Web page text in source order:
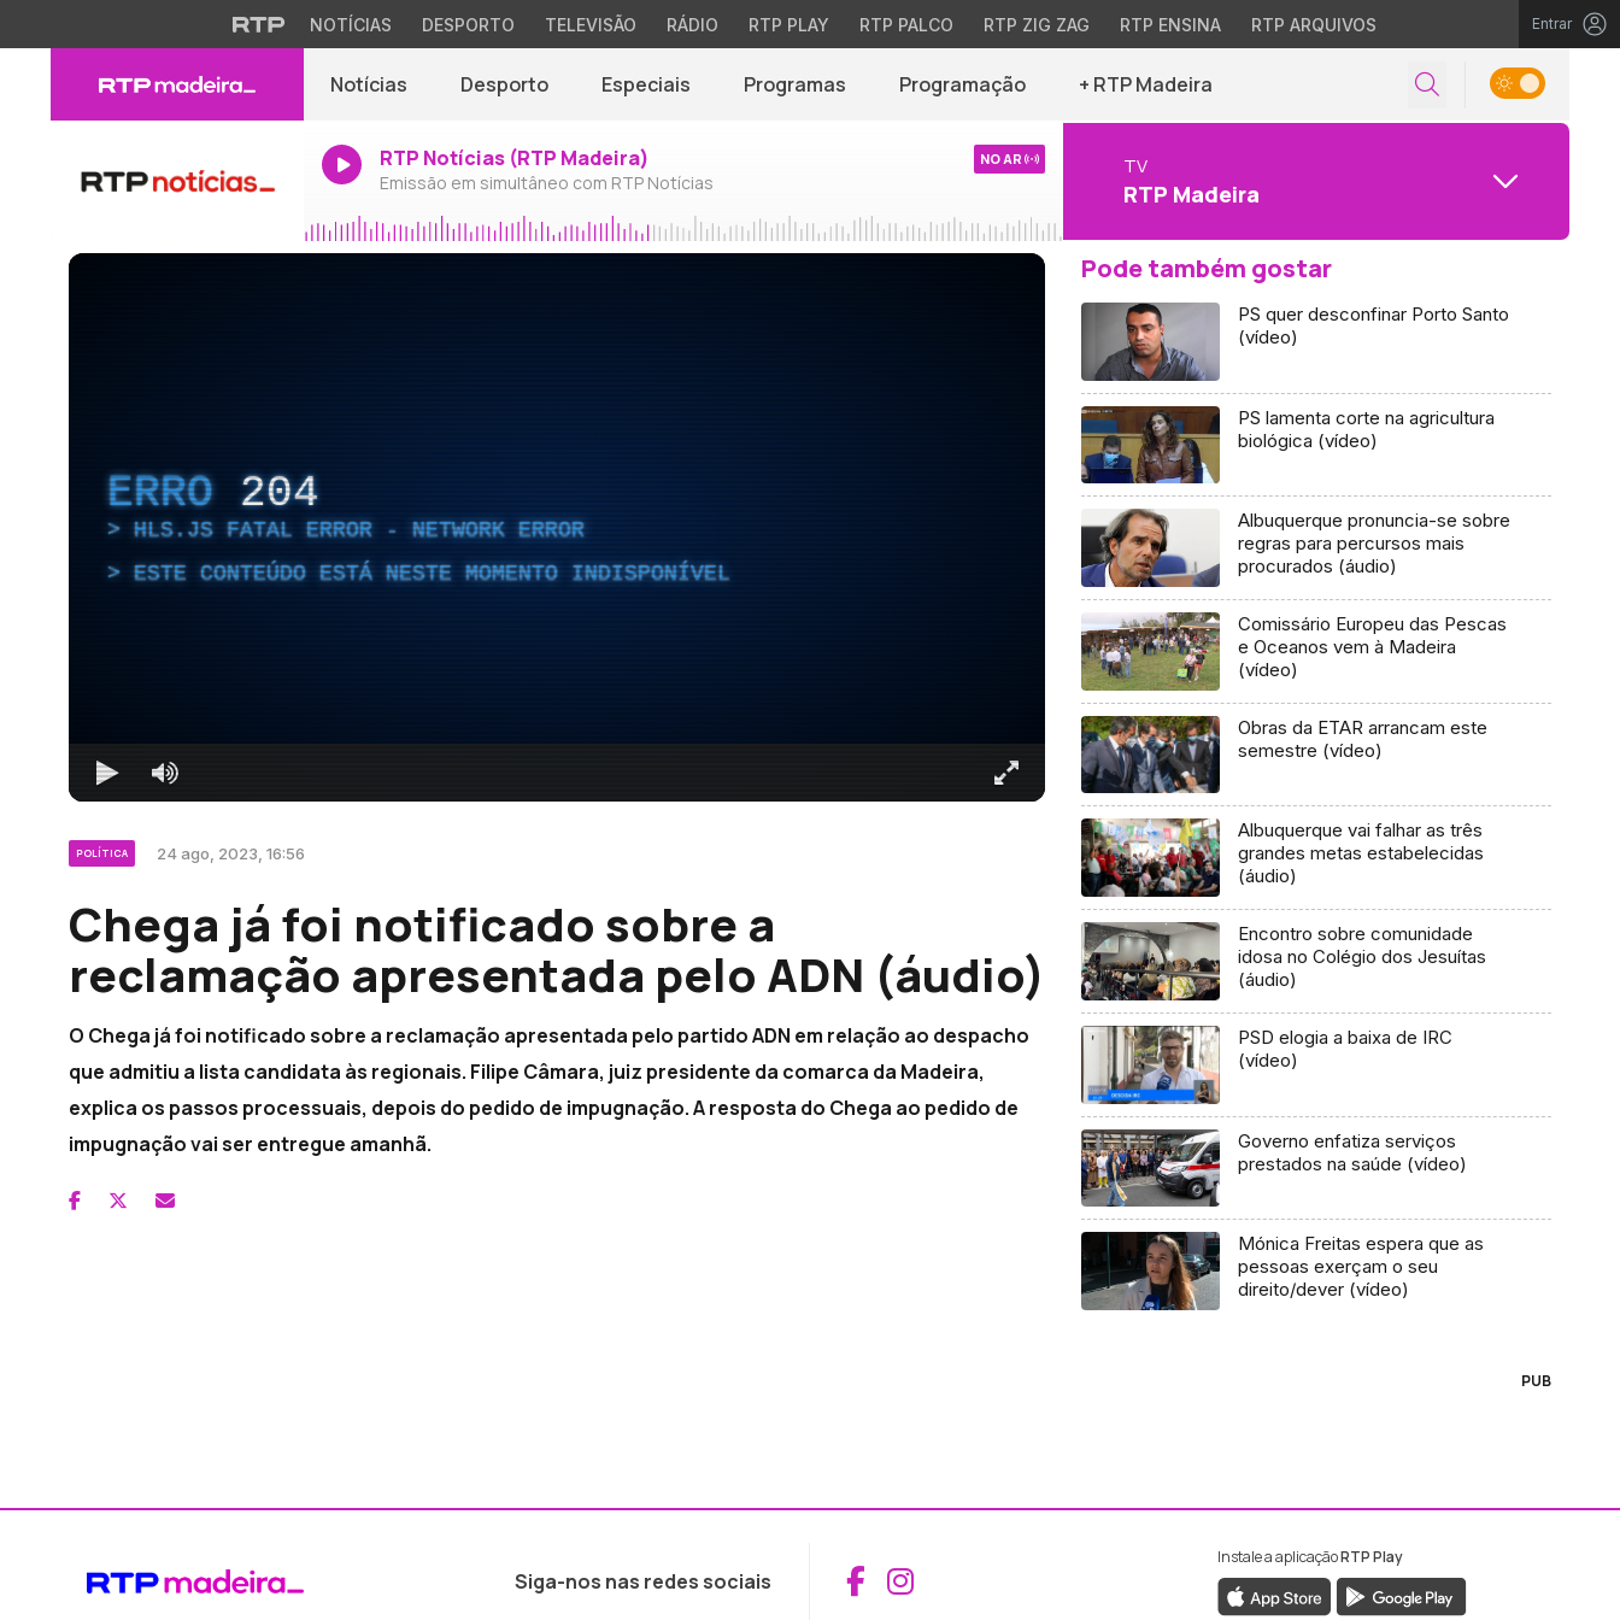
NOTÍCIAS DESPORTO TELEVISÃO RÁDIO RTP PLAY RTP PALCO RTP ZIG ZAG RTP ENSINA RTP ARQUIVOS Entrar
Notícias Desporto Especiais Programas Programação + RTP Madeira
RTP Notícias (RTP Madeira)
Emissão em simultâneo com RTP Notícias
NO AR TV
RTP Madeira
ERRO 204
HLS.JS FATAL ERROR - NETWORK ERROR
ESTE CONTEÚDO ESTÁ NESTE MOMENTO INDISPONÍVEL
POLÍTICA 24 ago, 2023, 16:56
Chega já foi notificado sobre a
reclamação apresentada pelo ADN (áudio)
O Chega já foi notificado sobre a reclamação apresentada pelo partido ADN em relação ao despacho
que admitiu a lista candidata às regionais. Filipe Câmara, juiz presidente da comarca da Madeira,
explica os passos processuais, depois do pedido de impugnação. A resposta do Chega ao pedido de
impugnação vai ser entregue amanhã.
Pode também gostar
PS quer desconfinar Porto Santo
(vídeo)
PS lamenta corte na agricultura
biológica (vídeo)
Albuquerque pronuncia-se sobre
regras para percursos mais
procurados (áudio)
Comissário Europeu das Pescas
e Oceanos vem à Madeira
(vídeo)
Obras da ETAR arrancam este
semestre (vídeo)
Albuquerque vai falhar as três
grandes metas estabelecidas
(áudio)
Encontro sobre comunidade
idosa no Colégio dos Jesuítas
(áudio)
PSD elogia a baixa de IRC
(vídeo)
Governo enfatiza serviços
prestados na saúde (vídeo)
Mónica Freitas espera que as
pessoas exerçam o seu
direito/dever (vídeo)
PUB
Siga-nos nas redes sociais Aceder ao Facebook da RTP Madeira
Aceder ao Instagram da RTP Madeira
Instale a aplicaçãoRTP Play